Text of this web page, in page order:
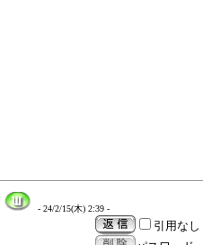
- 24/2/15(木) 2:39 -
引用なし